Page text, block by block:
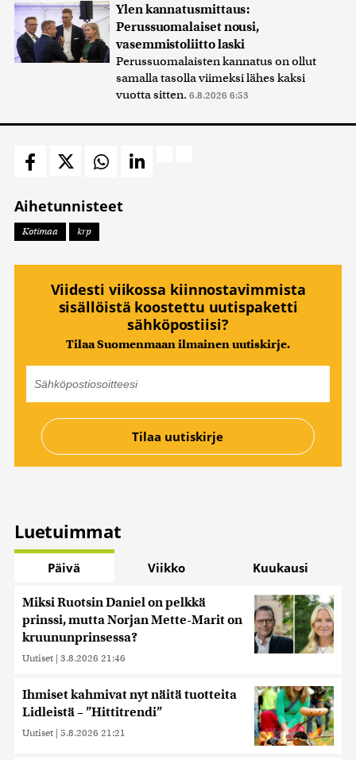
Ylen kannatusmittaus:
Perussuomalaiset nousi,
vasemmistoliitto laski
Perussuomalaisten kannatus on ollut
samalla tasolla viimeksi lähes kaksi
vuotta sitten. 6.8.2026 6:53
Aihetunnisteet
Kotimaa krp
Viidesti viikossa kiinnostavimmista
sisällöistä koostettu uutispaketti
sähköpostiisi?
Tilaa Suomenmaan ilmainen uutiskirje.
Luetuimmat
Päivä Viikko Kuukausi
Miksi Ruotsin Daniel on pelkkä
prinssi, mutta Norjan Mette-Marit on
kruununprinsessa?
Uutiset | 3.8.2026 21:46
Ihmiset kahmivat nyt näitä tuotteita
Lidleistä – ”Hittitrendi”
Uutiset | 5.8.2026 21:21